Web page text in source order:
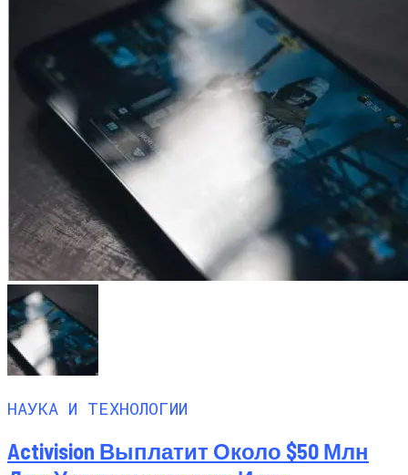
НАУКА И ТЕХНОЛОГИИ
Activision Выплатит Около $50 Млн